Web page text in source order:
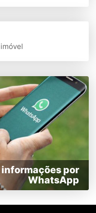
por
WhatsApp